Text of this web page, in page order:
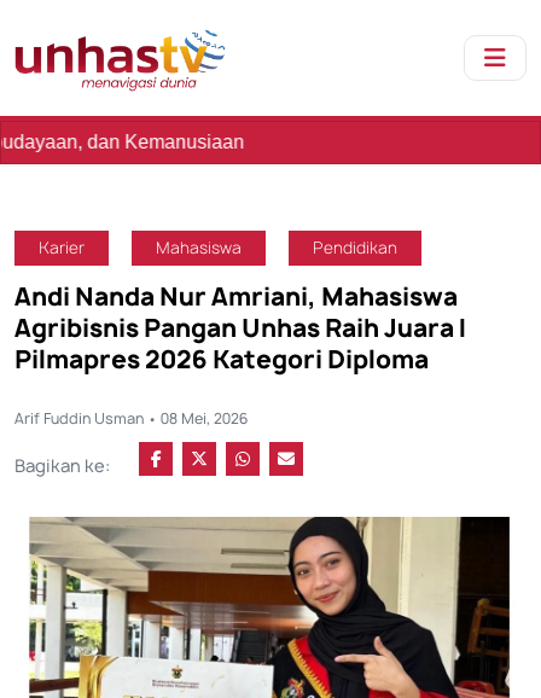
Karier Mahasiswa Pendidikan
Andi Nanda Nur Amriani, Mahasiswa
Agribisnis Pangan Unhas Raih Juara I
Pilmapres 2026 Kategori Diploma
Arif Fuddin Usman • 08 Mei, 2026
Bagikan ke: